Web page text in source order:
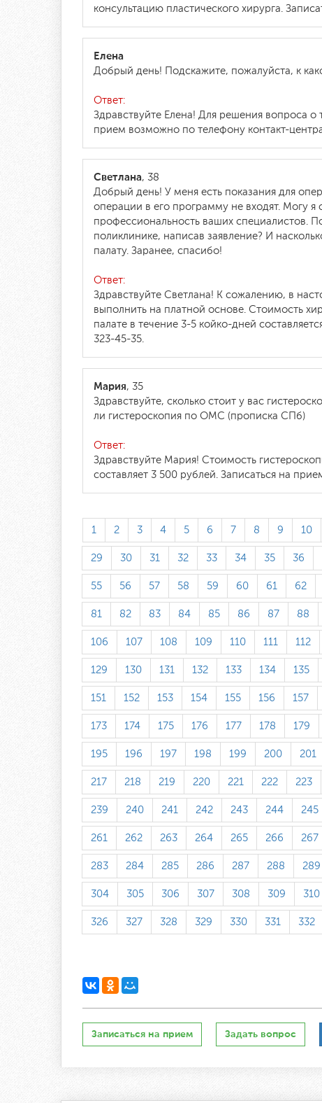
консультацию пластического хирурга.
Елена
Добрый день! Подскажите, пожалуйста, к
Ответ:
Здравствуйте Елена! Для решения вопроса о
прием возможно по телефону контакт-
Светлана, 38
Добрый день! У меня есть показания для
операции в его программу не входят. Могу
профессиональность ваших специалистов.
поликлинике, написав заявление? И
палату. Заранее, спасибо!
Ответ:
Здравствуйте Светлана! К сожалению, в
выполнить на платной основе. Стоимость
палате в течение 3-5 койко-дней
323-45-35.
Мария, 35
Здравствуйте, сколько стоит у вас
ли гистероскопия по ОМС (прописка СПб)
Ответ:
Здравствуйте Мария! Стоимость
составляет 3 500 рублей. Записаться на
1 2 3 4 5 6 7 8 9 10
29 30 31 32 33 34 35 36
55 56 57 58 59 60 61 62
81 82 83 84 85 86 87 88
106 107 108 109 110 111 112
129 130 131 132 133 134 135
151 152 153 154 155 156 157
173 174 175 176 177 178 179
195 196 197 198 199 200 201
217 218 219 220 221 222 223
239 240 241 242 243 244 245
261 262 263 264 265 266 267
283 284 285 286 287 288 289
304 305 306 307 308 309 310
326 327 328 329 330 331 332
Записаться на прием Задать вопрос